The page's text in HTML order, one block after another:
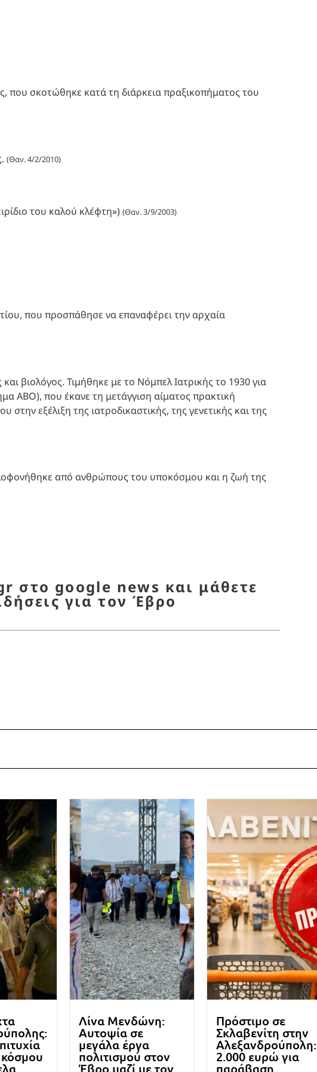
που σκοτώθηκε κατά τη διάρκεια πραξικοπήματος του
(Θαν. 4/2/2010)
του καλού κλέφτη») (Θαν. 3/9/2003)
που προσπάθησε να επαναφέρει την αρχαία
βιολόγος. Τιμήθηκε με το Νόμπελ Ιατρικής το 1930 για
ΑΒΟ), που έκανε τη μετάγγιση αίματος πρακτική
εξέλιξη της ιατροδικαστικής, της γενετικής και της
από ανθρώπους του υποκόσμου και η ζωή της
στο google news και μάθετε
για τον Έβρο
Λίνα Μενδώνη:
Αυτοψία σε
μεγάλα έργα
πολιτισμού στον
Έβρο μαζί με τον
Πρόστιμο σε
Σκλαβενίτη στην
Αλεξανδρούπολη:
2.000 ευρώ για
παράβαση